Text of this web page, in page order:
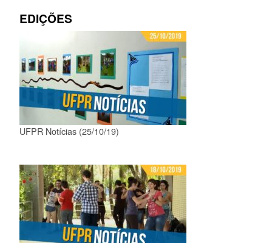
EDIÇÕES
UFPR Notícias (25/10/19)